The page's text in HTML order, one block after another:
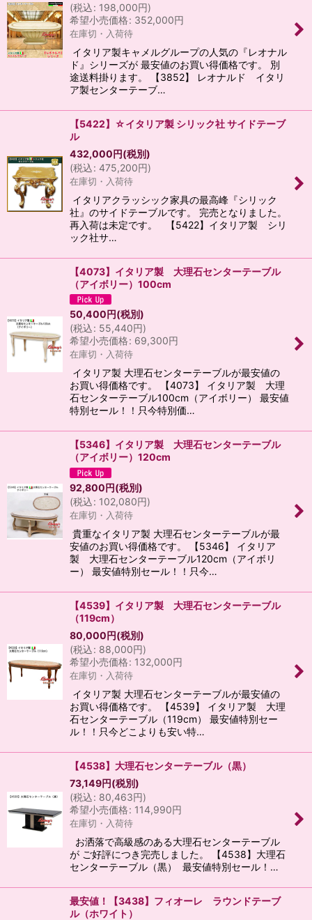
(税込: 198,000円)
希望小売価格: 352,000円
在庫切・入荷待
イタリア製キャメルグループの人気の『レオナル
ド』シリーズが 最安値のお買い得価格です。 別
途送料掛ります。 【3852】 レオナルド イタリ
ア製センターテーブ…
【5422】☆イタリア製 シリック社 サイドテーブ
ル
432,000円(税別)
(税込: 475,200円)
在庫切・入荷待
イタリアクラッシック家具の最高峰『シリック
社』のサイドテーブルです。 完売となりました。
再入荷は未定です。 【5422】イタリア製 シリ
ック社サ…
【4073】イタリア製 大理石センターテーブル
（アイボリー）100cm
50,400円(税別)
(税込: 55,440円)
希望小売価格: 69,300円
在庫切・入荷待
イタリア製 大理石センターテーブルが最安値の
お買い得価格です。 【4073】 イタリア製 大理
石センターテーブル100cm（アイボリー） 最安値
特別セール！！只今特別価…
【5346】イタリア製 大理石センターテーブル
（アイボリー）120cm
92,800円(税別)
(税込: 102,080円)
在庫切・入荷待
貴重なイタリア製 大理石センターテーブルが最
安値のお買い得価格です。 【5346】 イタリア
製 大理石センターテーブル120cm（アイボリ
ー） 最安値特別セール！！只今…
【4539】イタリア製 大理石センターテーブル
（119cm）
80,000円(税別)
(税込: 88,000円)
希望小売価格: 132,000円
在庫切・入荷待
イタリア製 大理石センターテーブルが最安値の
お買い得価格です。 【4539】 イタリア製 大理
石センターテーブル（119cm） 最安値特別セー
ル！！只今どこよりも安い特…
【4538】大理石センターテーブル（黒）
73,149円(税別)
(税込: 80,463円)
希望小売価格: 114,990円
在庫切・入荷待
お洒落で高級感のある大理石センターテーブル
が ご好評につき完売しました。 【4538】大理石
センターテーブル（黒） 最安値特別セール！…
最安値！【3438】フィオーレ ラウンドテーブ
ル（ホワイト）